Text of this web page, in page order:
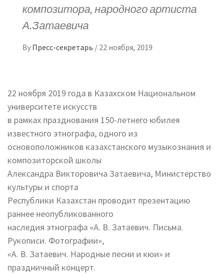
композитора, народного артиста
А.Затаевича
By Пресс-секретарь / 22 ноября, 2019
22 ноября 2019 года в Казахском Национальном
университете искусств
в рамках празднования 150-летнего юбилея
известного этнографа, одного из
основоположников казахстанского музыкознания и
композиторской школы
Александра Викторовича Затаевича, Министерство
культуры и спорта
Республики Казахстан проводит презентацию
раннее неопубликованного
наследия этнографа «А. В. Затаевич. Письма.
Рукописи. Фотографии»,
«А. В. Затаевич. Народные песни и кюи» и
праздничный концерт.